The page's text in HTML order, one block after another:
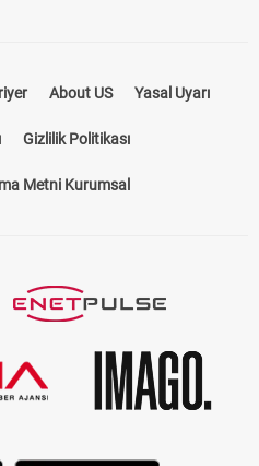
About US Yasal Uyarı
Gizlilik Politikası
Metni Kurumsal